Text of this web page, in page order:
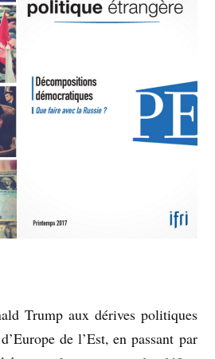
Trump aux dérives politiques
de l’Est, en passant par